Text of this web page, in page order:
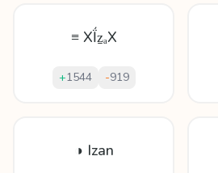
≡ XḮẕₐX
+1544 -919
◑ Izan